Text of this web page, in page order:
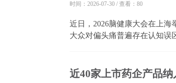
时间：2026-07-30 / 查看：80
近日，2026脑健康大会在上
大众对偏头痛普遍存在认知误
近40家上市药企产品